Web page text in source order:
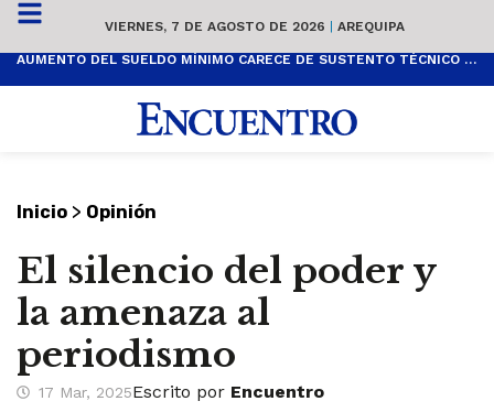
VIERNES, 7 DE AGOSTO DE 2026 | AREQUIPA
AUMENTO DEL SUELDO MÍNIMO CARECE DE SUSTENTO TÉCNICO Y ES POPULISTA
Inicio > Opinión
El silencio del poder y
la amenaza al
periodismo
17 Mar, 2025Escrito por Encuentro